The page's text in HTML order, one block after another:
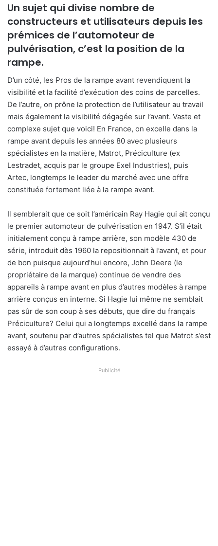
Un sujet qui divise nombre de
constructeurs et utilisateurs depuis les
prémices de l’automoteur de
pulvérisation, c’est la position de la
rampe.
D’un côté, les Pros de la rampe avant revendiquent la
visibilité et la facilité d’exécution des coins de parcelles.
De l’autre, on prône la protection de l’utilisateur au travail
mais également la visibilité dégagée sur l’avant. Vaste et
complexe sujet que voici! En France, on excelle dans la
rampe avant depuis les années 80 avec plusieurs
spécialistes en la matière, Matrot, Préciculture (ex
Lestradet, acquis par le groupe Exel Industries), puis
Artec, longtemps le leader du marché avec une offre
constituée fortement liée à la rampe avant.
Il semblerait que ce soit l’américain Ray Hagie qui ait conçu
le premier automoteur de pulvérisation en 1947. S’il était
initialement conçu à rampe arrière, son modèle 430 de
série, introduit dès 1960 la repositionnait à l’avant, et pour
de bon puisque aujourd’hui encore, John Deere (le
propriétaire de la marque) continue de vendre des
appareils à rampe avant en plus d’autres modèles à rampe
arrière conçus en interne. Si Hagie lui même ne semblait
pas sûr de son coup à ses débuts, que dire du français
Préciculture? Celui qui a longtemps excellé dans la rampe
avant, soutenu par d’autres spécialistes tel que Matrot s’est
essayé à d’autres configurations.
Publicité